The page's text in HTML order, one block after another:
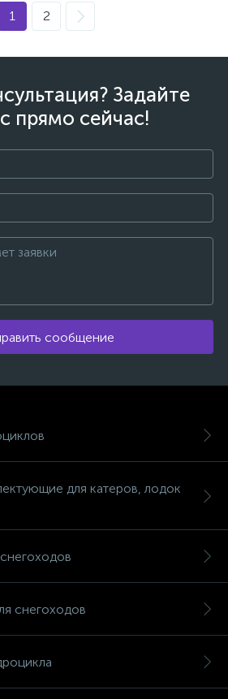
1 2
Задайте
прямо сейчас!
сообщение
для катеров, лодок
снегоходов